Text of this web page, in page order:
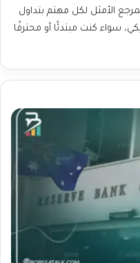
الأمثل لكل مهتم بتداول
سواء كنت مبتدئًا أو محترفًا